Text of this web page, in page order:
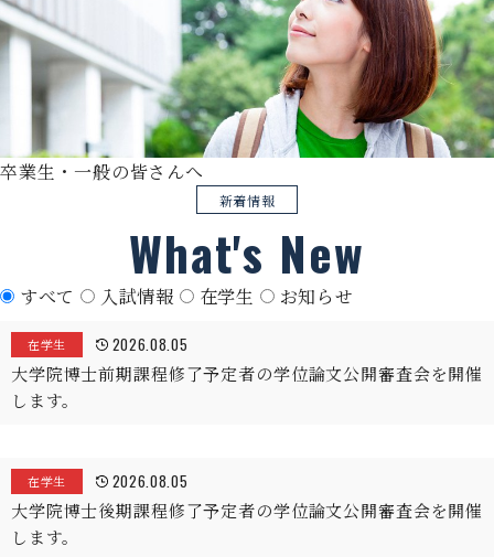
卒業生・一般の皆さんへ
新着情報
What's New
すべて 入試情報 在学生 お知らせ
在学生 2026.08.05
大学院博士前期課程修了予定者の学位論文公開審査会を開催
します。
在学生 2026.08.05
大学院博士後期課程修了予定者の学位論文公開審査会を開催
します。